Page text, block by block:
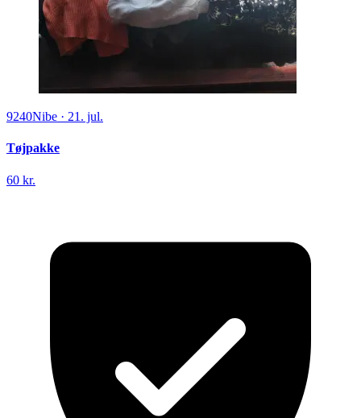
9240Nibe · 21. jul.
Tøjpakke
60 kr.